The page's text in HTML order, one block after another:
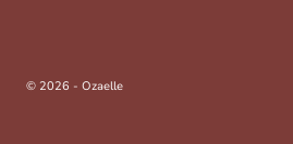
© 2026 - Ozaelle